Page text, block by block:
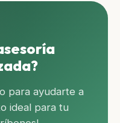
para ayudarte a
ideal para tu